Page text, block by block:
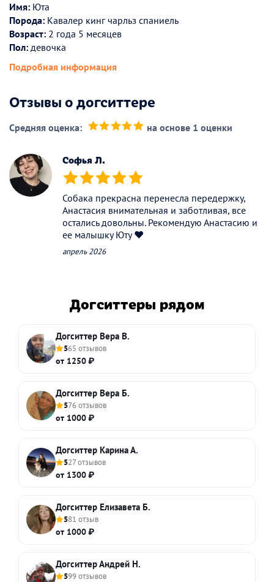
Имя: Юта
Порода: Кавалер кинг чарльз спаниель
Возраст: 2 года 5 месяцев
Пол: девочка
Подробная информация
Отзывы о догситтере
Средняя оценка: на основе 1 оценки
Софья Л.
(*) (*) (*) (*) (*)
Собака прекрасна перенесла передержку,
Анастасия внимательная и заботливая, все
остались довольны. Рекомендую Анастасию и
ее малышку Юту ❤️
апрель 2026
Догситтеры рядом
Догситтер Вера В.
565 отзывов
от 1250 ₽
Догситтер Вера Б.
576 отзывов
от 1000 ₽
Догситтер Карина А.
527 отзывов
от 1300 ₽
Догситтер Елизавета Б.
581 отзыв
от 1000 ₽
Догситтер Андрей Н.
599 отзывов